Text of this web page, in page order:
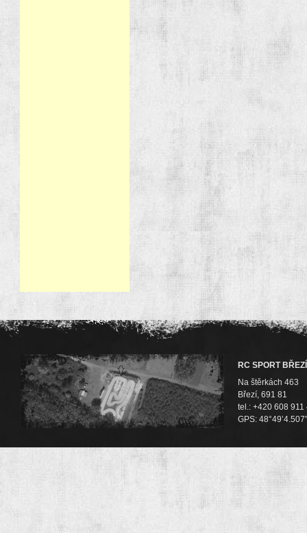
RC SPORT BŘEZÍ
Na štěrkách 463
Březí, 691 81
tel.: +420 608 911
GPS: